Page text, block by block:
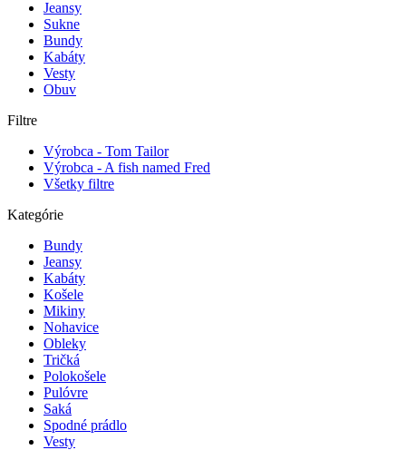
Jeansy
Sukne
Bundy
Kabáty
Vesty
Obuv
Filtre
Výrobca - Tom Tailor
Výrobca - A fish named Fred
Všetky filtre
Kategórie
Bundy
Jeansy
Kabáty
Košele
Mikiny
Nohavice
Obleky
Tričká
Polokošele
Pulóvre
Saká
Spodné prádlo
Vesty